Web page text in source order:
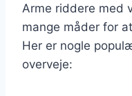
Arme riddere med
mange måder for
Her er nogle
overveje: